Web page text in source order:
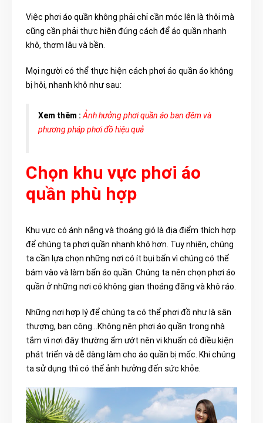
Việc phơi áo quần không phải chỉ cần móc lên là thôi mà
cũng cần phải thực hiện đúng cách để áo quần nhanh
khô, thơm lâu và bền.
Mọi người có thể thực hiện cách phơi áo quần áo không
bị hôi, nhanh khô như sau:
Xem thêm : Ảnh hưởng phơi quần áo ban đêm và
phương pháp phơi đồ hiệu quả
Chọn khu vực phơi áo
quần phù hợp
Khu vực có ánh nắng và thoáng gió là địa điểm thích hợp
để chúng ta phơi quần nhanh khô hơn. Tuy nhiên, chúng
ta cần lựa chọn những nơi có ít bụi bẩn vì chúng có thể
bám vào và làm bẩn áo quần. Chúng ta nên chọn phơi áo
quần ở những nơi có không gian thoáng đãng và khô ráo.
Những nơi hợp lý để chúng ta có thể phơi đồ như là sân
thượng, ban công…Không nên phơi áo quần trong nhà
tắm vì nơi đây thường ẩm ướt nên vi khuẩn có điều kiện
phát triển và dễ dàng làm cho áo quần bị mốc. Khi chúng
ta sử dụng thì có thể ảnh hưởng đến sức khỏe.